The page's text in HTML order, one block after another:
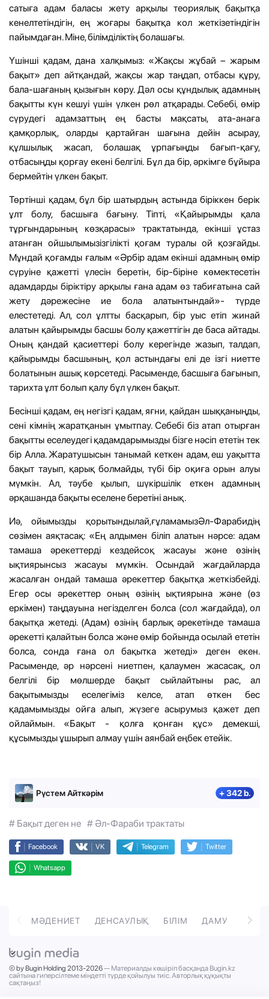
сатыға адам баласы жету арқылы теориялық бақытқа
кенелтетіндігін, ең жоғары бақытқа кол жеткізетіндігін
пайымдаған. Міне, білімділіктің болашағы.
Үшінші қадам, дана халқымыз: «Жақсы жұбай – жарым
бақыт» деп айтқандай, жақсы жар таңдап, отбасы құру,
бала-шағаның қызығын көру. Дәл осы құндылық адамның
бақытты күн кешуі үшін үлкен рөл атқарады. Себебі, өмір
сүрудегі адамзаттың ең басты мақсаты, ата-анаға
қамқорлық, оларды қартайған шағына дейін асырау,
құлшылық жасап, болашақ ұрпағыңды бағып-қағу,
отбасыңды қорғау екені белгілі. Бұл да бір, әркімге бұйыра
бермейтін үлкен бақыт.
Төртінші қадам, бұл бір шатырдың астында біріккен берік
ұлт болу, басшыға бағыну. Тіпті, «Қайырымды қала
тұрғындарының көзқарасы» трактатында, екінші ұстаз
атанған ойшылымызiзгiлiктi қоғам туралы ой қозғайды.
Мұндай қоғамды ғалым «Әрбiр адам екiншi адамның өмiр
сүруiне қажеттi үлесiн беретiн, бiр-бiрiне көмектесетiн
адамдарды бiрiктiру арқылы ғана адам өз табиғатына сай
жету дәрежесiне ие бола алатынтындай»- түрде
елестетедi. Ал, сол ұлтты басқарып, бір уыс етіп жинай
алатын қайырымды басшы болу қажеттігін де баса айтады.
Оның қандай қасиеттері болу керегінде жазып, талдап,
қайырымды басшының, қол астындағы елі де ізгі ниетте
болатынын ашық көрсетеді. Расыменде, басшыға бағынып,
тарихта ұлт болып қалу бұл үлкен бақыт.
Бесінші қадам, ең негізгі қадам, яғни, қайдан шыққаныңды,
сені кімнің жаратқанын ұмытпау. Себебі біз атап отырған
бақытты еселеудегі қадамдарымызды бізге нәсіп ететін тек
бір Алла. Жаратушысын танымай кеткен адам, еш уақытта
бақыт тауып, қарық болмайды, түбі бір оқиға орын алуы
мүмкін. Ал, тәубе қылып, шүкіршілік еткен адамның
әрқашанда бақыты еселене беретіні анық.
Иә, ойымызды қорытындылай,ғұламамызӘл-Фарабидің
сөзімен аяқтасақ: «Ең алдымен біліп алатын нәрсе: адам
тамаша әрекеттерді кездейсоқ жасауы және өзінің
ықтиярынсыз жасауы мүмкін. Осындай жағдайларда
жасалған ондай тамаша әрекеттер бақытқа жеткізбейді.
Егер осы әрекеттер оның өзінің ықтиярына және (өз
еркімен) таңдауына негізделген болса (сол жағдайда), ол
бақытқа жетеді. (Адам) өзінің барлық әрекетінде тамаша
әрекетті қалайтын болса және өмір бойында осылай ететін
болса, сонда ғана ол бақытка жетеді» деген екен.
Расыменде, әр нәрсені ниетпен, қалаумен жасасақ, ол
белгілі бір мөлшерде бақыт сыйлайтыны рас, ал
бақытымызды еселегіміз келсе, атап өткен бес
қадамымызды ойға алып, жүзеге асырумыз қажет деп
ойлаймын. «Бақыт - қолға қонған құс» демекші,
құсымызды ұшырып алмау үшін аянбай еңбек етейік.
Рүстем Айткәрім + 342 b.
# Бақыт деген не # Әл-Фараби трактаты
| Facebook | VK | Telegram | Twitter
| Whatsapp
МӘДЕНИЕТ ДЕНСАУЛЫҚ БІЛІМ ДАМУ
© by Bugin Holding 2013-2026— Материалды көшіріп басқанда Bugin.kz
сайтына гиперсілтеме міндетті түрде қойылуы тиіс. Авторлық құқықты
сақтаңыз!